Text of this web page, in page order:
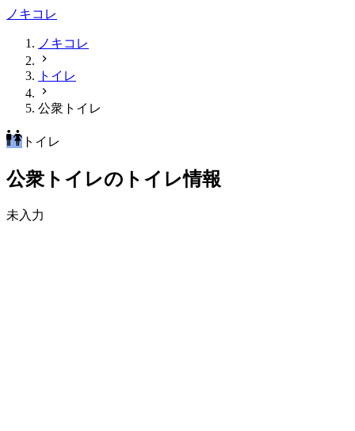
ノキコレ
ノキコレ
トイレ
公衆トイレ
トイレ
公衆トイレのトイレ情報
未入力